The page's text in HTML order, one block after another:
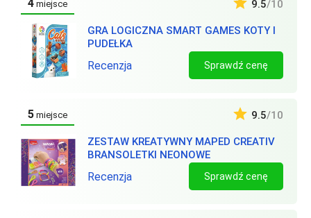
4 miejsce
GRA LOGICZNA SMART GAMES KOTY I
PUDEŁKA
9.5/10
Recenzja Sprawdź cenę
5 miejsce
ZESTAW KREATYWNY MAPED CREATIV
BRANSOLETKI NEONOWE
9.5/10
Recenzja Sprawdź cenę